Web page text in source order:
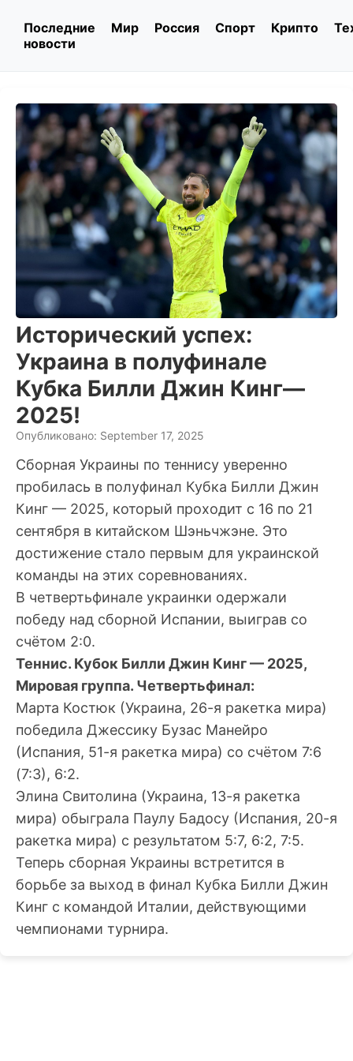
Последние
новости
Мир Россия Спорт Крипто
Исторический успех:
Украина в полуфинале
Кубка Билли Джин Кинг—
2025!
Опубликовано: September 17, 2025
Сборная Украины по теннису уверенно
пробилась в полуфинал Кубка Билли Джин
Кинг — 2025, который проходит с 16 по 21
сентября в китайском Шэньчжэне. Это
достижение стало первым для украинской
команды на этих соревнованиях.
В четвертьфинале украинки одержали
победу над сборной Испании, выиграв со
счётом 2:0.
Теннис. Кубок Билли Джин Кинг — 2025,
Мировая группа. Четвертьфинал:
Марта Костюк (Украина, 26-я ракетка мира)
победила Джессику Бузас Манейро
(Испания, 51-я ракетка мира) со счётом 7:6
(7:3), 6:2.
Элина Свитолина (Украина, 13-я ракетка
мира) обыграла Паулу Бадосу (Испания, 20-я
ракетка мира) с результатом 5:7, 6:2, 7:5.
Теперь сборная Украины встретится в
борьбе за выход в финал Кубка Билли Джин
Кинг с командой Италии, действующими
чемпионами турнира.